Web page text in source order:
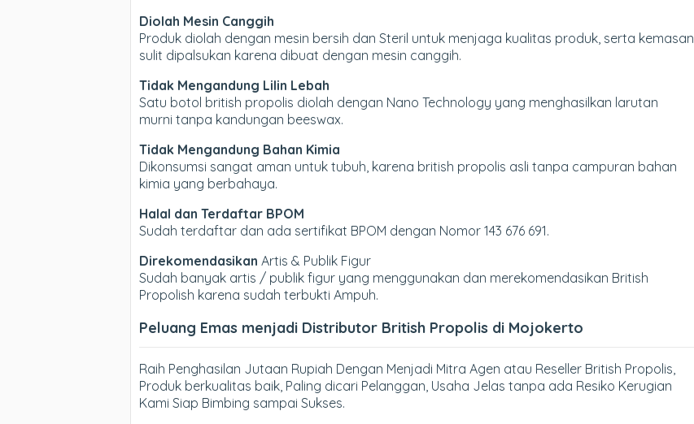
Diolah Mesin Canggih
Produk diolah dengan mesin bersih dan Steril untuk menjaga kualitas produk, serta kemasan
sulit dipalsukan karena dibuat dengan mesin canggih.
Tidak Mengandung Lilin Lebah
Satu botol british propolis diolah dengan Nano Technology yang menghasilkan larutan
murni tanpa kandungan beeswax.
Tidak Mengandung Bahan Kimia
Dikonsumsi sangat aman untuk tubuh, karena british propolis asli tanpa campuran bahan
kimia yang berbahaya.
Halal dan Terdaftar BPOM
Sudah terdaftar dan ada sertifikat BPOM dengan Nomor 143 676 691.
Direkomendasikan Artis & Publik Figur
Sudah banyak artis / publik figur yang menggunakan dan merekomendasikan British
Propolish karena sudah terbukti Ampuh.
Peluang Emas menjadi Distributor British Propolis di Mojokerto
Raih Penghasilan Jutaan Rupiah Dengan Menjadi Mitra Agen atau Reseller British Propolis,
Produk berkualitas baik, Paling dicari Pelanggan, Usaha Jelas tanpa ada Resiko Kerugian
Kami Siap Bimbing sampai Sukses.